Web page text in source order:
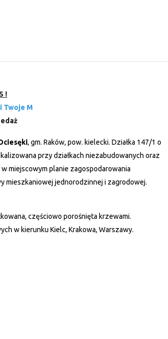
!
Twoje M
, gm. Raków, pow. kielecki. Działka 147/1 o
przy działkach niezabudowanych oraz
miejscowym planie zagospodarowania
mieszkaniowej jednorodzinnej i zagrodowej.
częściowo porośnięta krzewami.
w kierunku Kielc, Krakowa, Warszawy.